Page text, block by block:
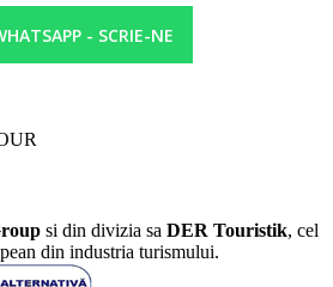
(contra cost)
de nisip este situata chiar langa hotel
- SCRIE-NE
si din divizia sa DER Touristik, cel
din industria turismului.